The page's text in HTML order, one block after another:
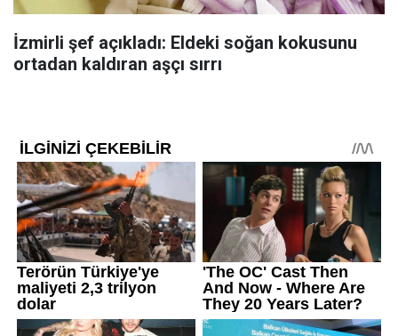
İzmirli şef açıkladı: Eldeki soğan kokusunu
ortadan kaldıran aşçı sırrı